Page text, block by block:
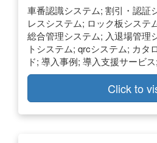
車番認識システム; 割引・認証
レスシステム; ロック板システ
総合管理システム; 入退場管理
トシステム; qrcシステム; カタ
ド; 導入事例; 導入支援サービ
Click to